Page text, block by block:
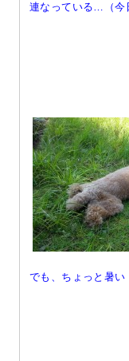
連なっている…（今
でも、ちょっと暑い